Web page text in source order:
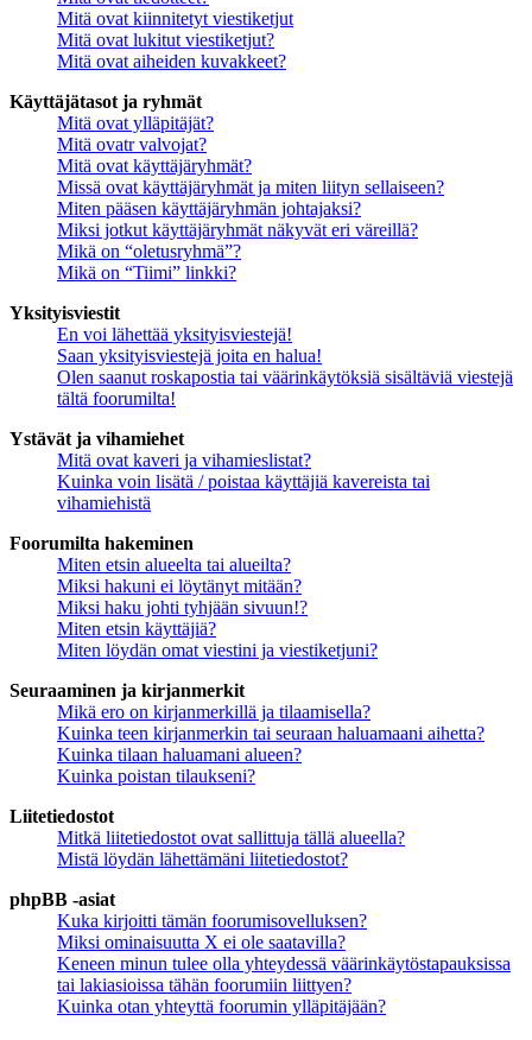
Mitä ovat kiinnitetyt viestiketjut
Mitä ovat lukitut viestiketjut?
Mitä ovat aiheiden kuvakkeet?
Käyttäjätasot ja ryhmät
Mitä ovat ylläpitäjät?
Mitä ovatr valvojat?
Mitä ovat käyttäjäryhmät?
Missä ovat käyttäjäryhmät ja miten liityn sellaiseen?
Miten pääsen käyttäjäryhmän johtajaksi?
Miksi jotkut käyttäjäryhmät näkyvät eri väreillä?
Mikä on “oletusryhmä”?
Mikä on “Tiimi” linkki?
Yksityisviestit
En voi lähettää yksityisviestejä!
Saan yksityisviestejä joita en halua!
Olen saanut roskapostia tai väärinkäytöksiä sisältäviä viestejä
tältä foorumilta!
Ystävät ja vihamiehet
Mitä ovat kaveri ja vihamieslistat?
Kuinka voin lisätä / poistaa käyttäjiä kavereista tai
vihamiehistä
Foorumilta hakeminen
Miten etsin alueelta tai alueilta?
Miksi hakuni ei löytänyt mitään?
Miksi haku johti tyhjään sivuun!?
Miten etsin käyttäjiä?
Miten löydän omat viestini ja viestiketjuni?
Seuraaminen ja kirjanmerkit
Mikä ero on kirjanmerkillä ja tilaamisella?
Kuinka teen kirjanmerkin tai seuraan haluamaani aihetta?
Kuinka tilaan haluamani alueen?
Kuinka poistan tilaukseni?
Liitetiedostot
Mitkä liitetiedostot ovat sallittuja tällä alueella?
Mistä löydän lähettämäni liitetiedostot?
phpBB -asiat
Kuka kirjoitti tämän foorumisovelluksen?
Miksi ominaisuutta X ei ole saatavilla?
Keneen minun tulee olla yhteydessä väärinkäytöstapauksissa
tai lakiasioissa tähän foorumiin liittyen?
Kuinka otan yhteyttä foorumin ylläpitäjään?